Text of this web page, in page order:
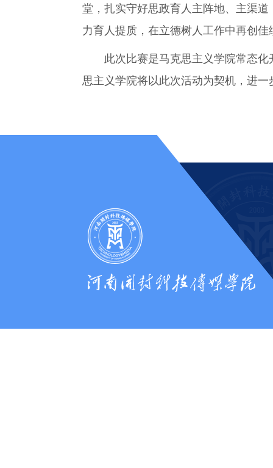
堂，扎实守好思政育人主阵地、主渠
力育人提质，在立德树人工作中再创佳
此次比赛是马克思主义学院常态化
思主义学院将以此次活动为契机，进